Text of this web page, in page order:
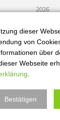
2026
dieser
von
über
Webseite
Bestätigen